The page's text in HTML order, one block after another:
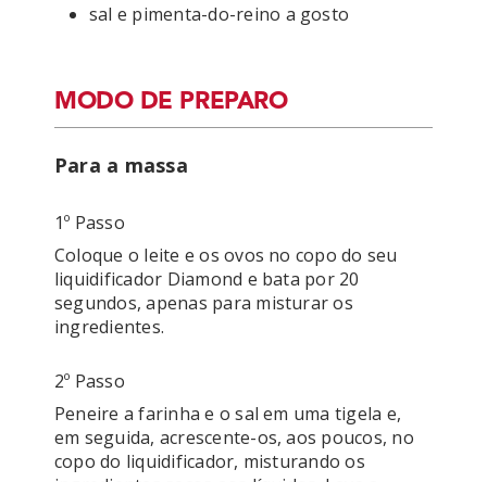
sal e pimenta-do-reino a gosto
MODO DE PREPARO
Para a massa
1º Passo
Coloque o leite e os ovos no copo do seu
liquidificador Diamond e bata por 20
segundos, apenas para misturar os
ingredientes.
2º Passo
Peneire a farinha e o sal em uma tigela e,
em seguida, acrescente-os, aos poucos, no
copo do liquidificador, misturando os